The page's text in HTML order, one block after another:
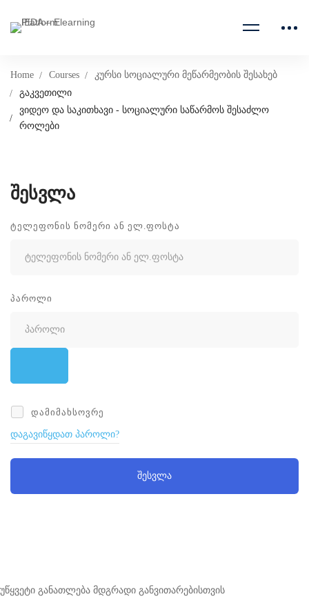
Home Courses
კურსი სოციალური მეწარმეობის შესახებ
გაკვეთილი
ვიდეო და საკითხავი - სოციალური საწარმოს შესაძლო
როლები
შესვლა
ᲢᲔᲚᲔᲤᲝᲜᲘᲡ ᲜᲝᲛᲔᲠᲘ ᲐᲜ ᲔᲚ.ᲤᲝᲡᲢᲐ
ᲞᲐᲠᲝᲚᲘ
ᲓᲐᲛᲘᲛᲐᲮᲡᲝᲕᲠᲔ
დაგავიწყდათ პაროლი?
შესვლა
უწყვეტი განათლება მდგრადი განვითარებისთვის